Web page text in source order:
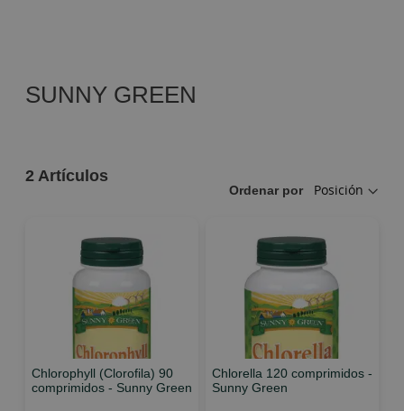
SUNNY GREEN
2Artículos
Ordenar por
Chlorophyll (Clorofila) 90
comprimidos - Sunny Green
Chlorella 120 comprimidos -
Sunny Green